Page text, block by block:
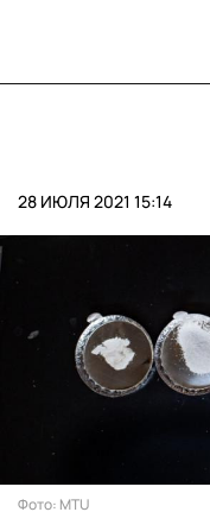
28 ИЮЛЯ 2021 15:14
Фото: MTU